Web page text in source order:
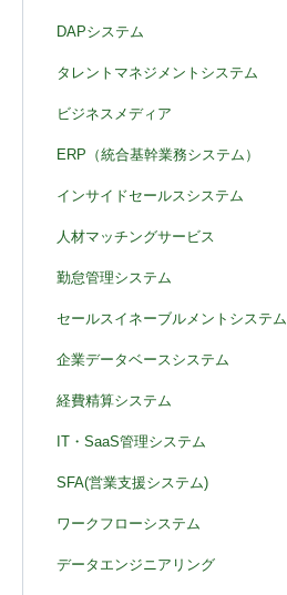
DAPシステム
タレントマネジメントシステム
ビジネスメディア
ERP（統合基幹業務システム）
インサイドセールスシステム
人材マッチングサービス
勤怠管理システム
セールスイネーブルメントシステム
企業データベースシステム
経費精算システム
IT・SaaS管理システム
SFA(営業支援システム)
ワークフローシステム
データエンジニアリング